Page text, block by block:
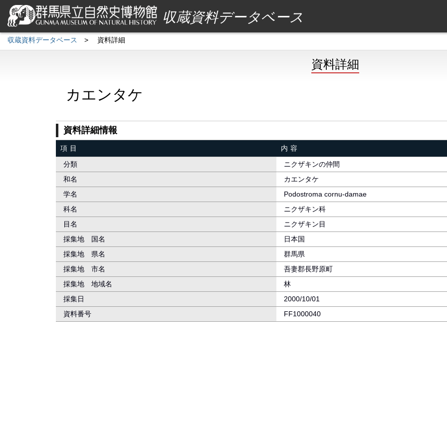
収蔵資料データベース
収蔵資料データベース > 資料詳細
資料詳細
カエンタケ
資料詳細情報
項目
内容
分類
ニクザキンの仲間
和名
カエンタケ
学名
Podostroma cornu-damae
科名
ニクザキン科
目名
ニクザキン目
採集地 国名
日本国
採集地 県名
群馬県
採集地 市名
吾妻郡長野原町
採集地 地域名
林
採集日
2000/10/01
資料番号
FF1000040